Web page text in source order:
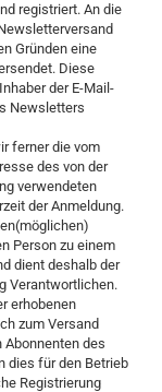
registriert. An die
Gründen eine
Diese
der E-Mail-
Newsletters
ferner die vom
des von der
verwendeten
der Anmeldung.
Person zu einem
dient deshalb der
Verantwortlichen.
erhobenen
zum Versand
des
dies für den Betrieb
Registrierung